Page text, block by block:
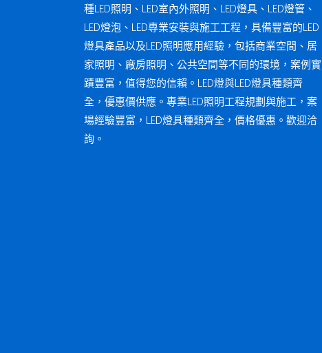
種LED照明、LED室內外照明、LED燈具、LED燈管、
LED燈泡、LED專業安裝與施工工程，具備豐富的LED
燈具產品以及LED照明應用經驗，包括商業空間、居
家照明、廠房照明、公共空間等不同的環境，案例實
蹟豐富，值得您的信賴。LED燈與LED燈具種類齊
全，優惠價供應。專業LED照明工程規劃與施工，案
場經驗豐富，LED燈具種類齊全，價格優惠。歡迎洽
詢。